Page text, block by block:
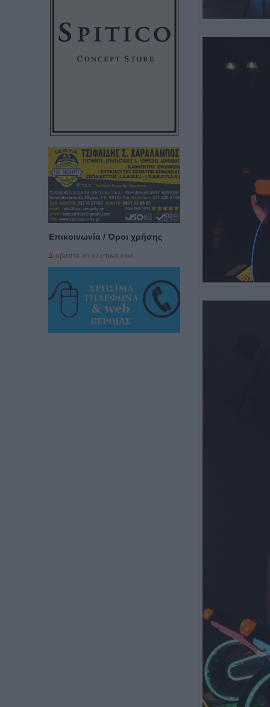
Επικοινωνία / Όροι χρήσης
Διαβαστε αναλυτικά εδώ